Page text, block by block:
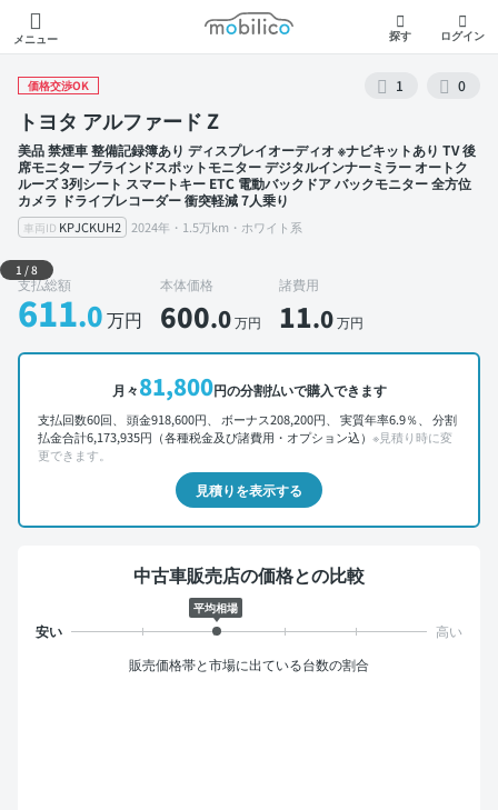
メニュー
モビリコ
探す ログイン
価格交渉OK 1 0
トヨタ アルファード Z
美品 禁煙車 整備記録簿あり ディスプレイオーディオ ※ナビキットあり TV 後
席モニター ブラインドスポットモニター デジタルインナーミラー オートク
ルーズ 3列シート スマートキー ETC 電動バックドア バックモニター 全方位
カメラ ドライブレコーダー 衝突軽減 7人乗り
車両ID KPJCKUH2 2024年・1.5万km・ホワイト系
外装 左前
1 /8
支払総額
611.0万円
本体価格
600.0万円
諸費用
11.0万円
月々81,800円の分割払いで購入できます
支払回数60回、 頭金918,600円、 ボーナス208,200円、 実質年率6.9％、 分割
払金合計6,173,935円（各種税金及び諸費用・オプション込） ※見積り時に変
更できます。
見積りを表示する
中古車販売店の価格との比較
平均相場
販売価格帯と市場に出ている台数の割合